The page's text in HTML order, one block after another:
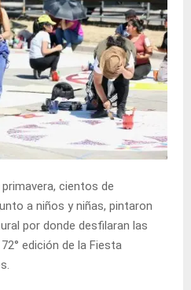
cientos de
a niños y niñas, pintaron
por donde desfilaran las
edición de la Fiesta